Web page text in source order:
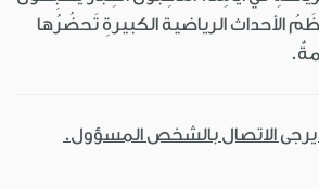
الأحداث الرياضية الكبيرةِ تَحضُرُها
يرجى الاتصال بالشخص المسؤول.